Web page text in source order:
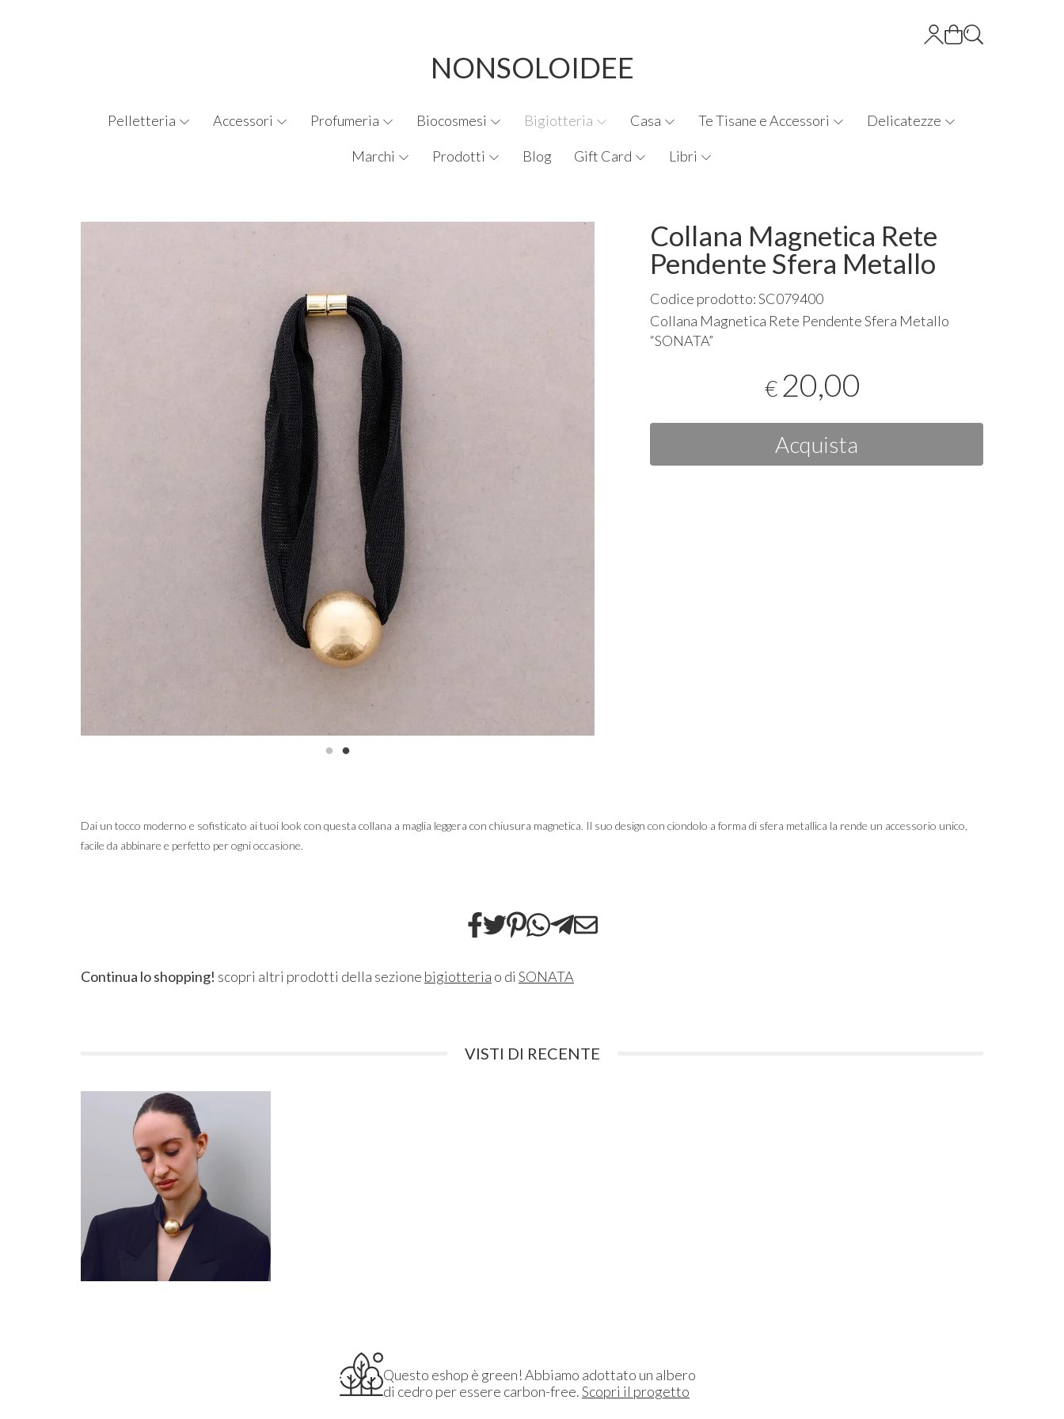
NONSOLOIDEE
Pelletteria Accessori Profumeria Biocosmesi Bigiotteria Casa Te Tisane e Accessori Delicatezze
Marchi Prodotti Blog Gift Card Libri
Collana Magnetica Rete
Pendente Sfera Metallo
Codice prodotto: SC079400
Collana Magnetica Rete Pendente Sfera Metallo
“SONATA”
€ 20,00
Acquista
Dai un tocco moderno e sofisticato ai tuoi look con questa collana a maglia leggera con chiusura magnetica. Il suo design con ciondolo a forma di sfera metallica la rende un accessorio unico,
facile da abbinare e perfetto per ogni occasione.
Continua lo shopping! scopri altri prodotti della sezione bigiotteria o di SONATA
VISTI DI RECENTE
Questo eshop è green! Abbiamo adottato un albero
di cedro per essere carbon-free.Scopri il progetto